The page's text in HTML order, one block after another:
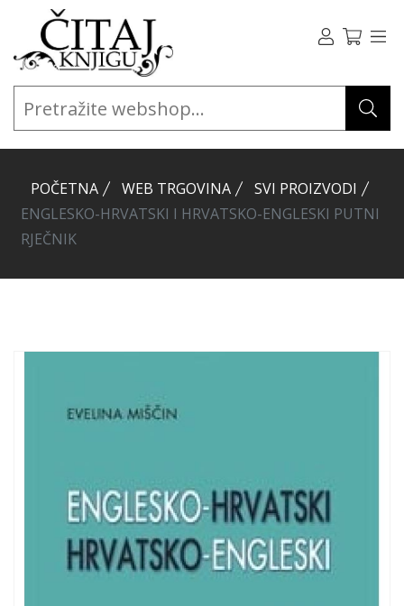
POČETNA WEB TRGOVINA
SVI PROIZVODI
ENGLESKO-HRVATSKI I HRVATSKO-ENGLESKI PUTNI
RJEČNIK